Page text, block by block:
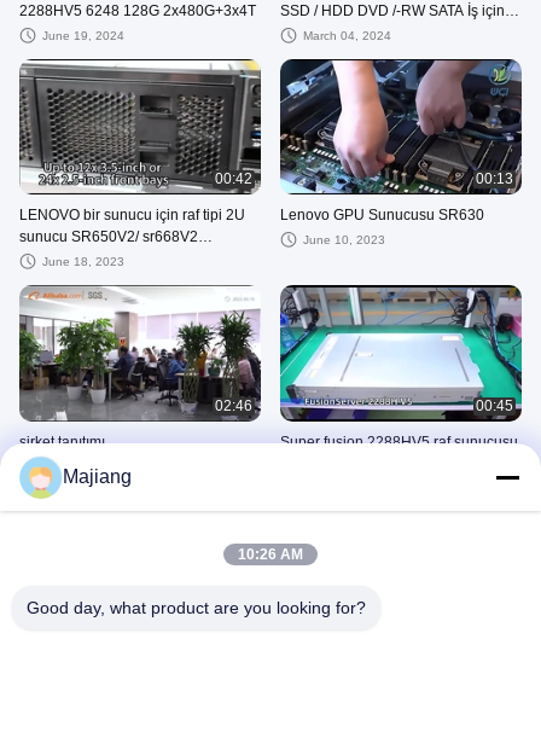
2288HV5 6248 128G 2x480G+3x4T
June 19, 2024
SSD / HDD DVD /-RW SATA İş için
DahiliMarch 04, 2024
00:42
LENOVO bir sunucu için raf tipi 2U
sunucu SR650V2/ sr668V2
kurumsal özelleştirme hizmeti
June 18, 2023
00:13
Lenovo GPU Sunucusu SR630
June 10, 2023
02:46
şirket tanıtımı
August 07, 2026
00:45
Super fusion 2288HV5 raf sunucusu
Majiang
10:26 AM
Good day, what product are you looking for?